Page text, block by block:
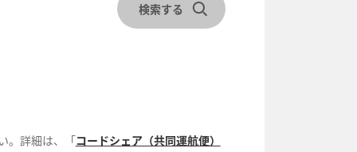
検索する
。詳細は、「コードシェア（共同運航便）